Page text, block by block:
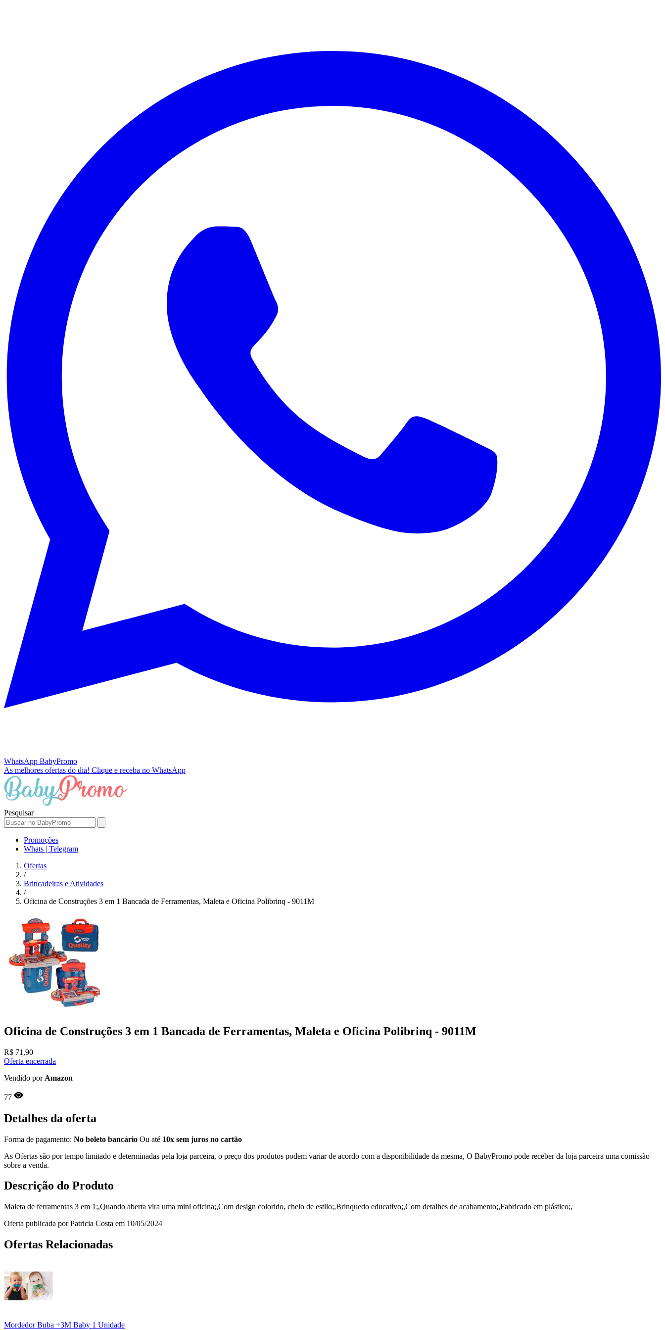
WhatsApp BabyPromo
As melhores ofertas do dia! Clique e receba no WhatsApp
Pesquisar
Promoções
Whats | Telegram
Ofertas
/
Brincadeiras e Atividades
/
Oficina de Construções 3 em 1 Bancada de Ferramentas, Maleta e Oficina Polibrinq - 9011M
Oficina de Construções 3 em 1 Bancada de Ferramentas, Maleta e Oficina Polibrinq - 9011M
R$ 71,90
Oferta encerrada
Vendido por Amazon
77
Detalhes da oferta
Forma de pagamento: No boleto bancário Ou até 10x sem juros no cartão
As Ofertas são por tempo limitado e determinadas pela loja parceira, o preço dos produtos podem variar de acordo com a disponibilidade da mesma, O BabyPromo pode receber da loja parceira uma comissão
sobre a venda.
Descrição do Produto
Maleta de ferramentas 3 em 1;,Quando aberta vira uma mini oficina;,Com design colorido, cheio de estilo;,Brinquedo educativo;,Com detalhes de acabamento;,Fabricado em plástico;,
Oferta publicada por Patricia Costa em 10/05/2024
Ofertas Relacionadas
Mordedor Buba +3M Baby 1 Unidade